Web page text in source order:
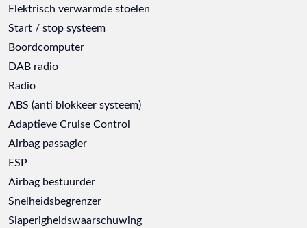
Elektrisch verwarmde stoelen
Start / stop systeem
Boordcomputer
DAB radio
Radio
ABS (anti blokkeer systeem)
Adaptieve Cruise Control
Airbag passagier
ESP
Airbag bestuurder
Snelheidsbegrenzer
Slaperigheidswaarschuwing